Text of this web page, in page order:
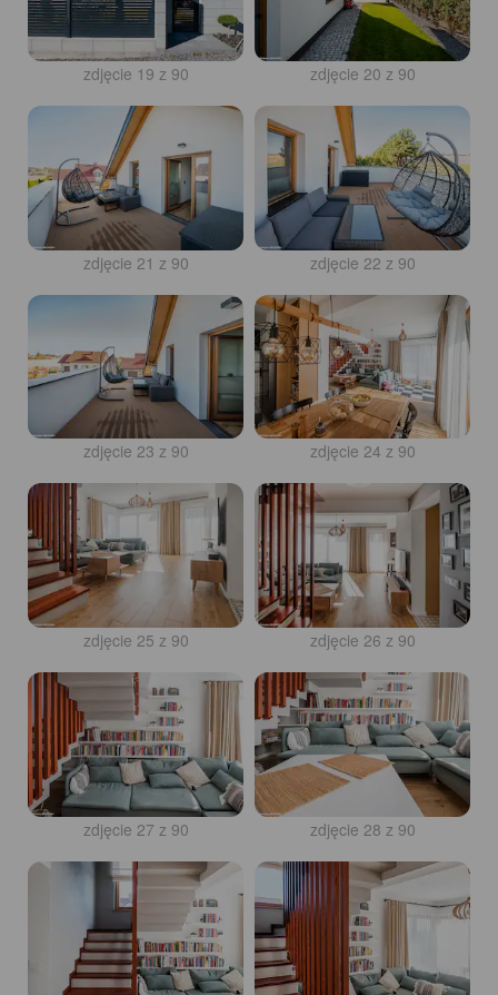
zdjęcie 19 z 90 zdjęcie 20 z 90
zdjęcie 21 z 90 zdjęcie 22 z 90
zdjęcie 23 z 90 zdjęcie 24 z 90
zdjęcie 25 z 90 zdjęcie 26 z 90
zdjęcie 27 z 90 zdjęcie 28 z 90